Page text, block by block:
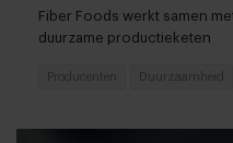
Fiber Foods werkt samen
duurzame productieketen
Producenten Duurzaamheid